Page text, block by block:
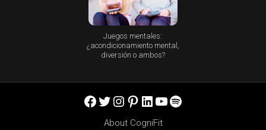
Juegos mentales:
¿acondicionamiento mental,
diversión o ambos?
Facebook
Twitter
Instagram
Pinterest
LinkedIn
YouTube
Spotify
About CogniFit